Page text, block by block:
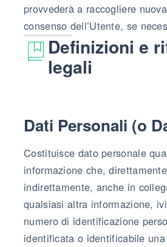
provvederà a raccogliere
consenso dell’Utente, se
Definizioni e
legali
Dati Personali (o
Costituisce dato personale
informazione che,
indirettamente, anche in
qualsiasi altra informazione,
numero di identificazione
identificata o identificabile